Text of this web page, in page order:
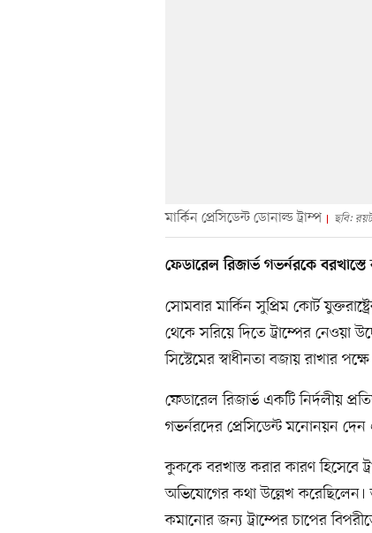
মার্কিন প্রেসিডেন্ট ডোনাল্ড ট্রাম্প ছবি:
ফেডারেল রিজার্ভ গভর্নরকে বরখাস্তে
সোমবার মার্কিন সুপ্রিম কোর্ট
থেকে সরিয়ে দিতে ট্রাম্পের নেওয়া
সিস্টেমের স্বাধীনতা বজায় রাখার
ফেডারেল রিজার্ভ একটি নির্দলীয়
গভর্নরদের প্রেসিডেন্ট মনোনয়ন দেন
কুককে বরখাস্ত করার কারণ হিসেবে
অভিযোগের কথা উল্লেখ
কমানোর জন্য ট্রাম্পের চাপের